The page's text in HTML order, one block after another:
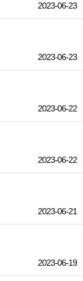
2023-06-23
2023-06-23
2023-06-22
2023-06-22
2023-06-21
2023-06-19